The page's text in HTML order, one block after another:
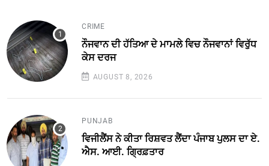
CRIME
ਨੌਜਵਾਨ ਦੀ ਹੱਤਿਆ ਦੇ ਮਾਮਲੇ ਵਿਚ ਨੌਜਵਾਨਾਂ ਵਿਰੁੱਧ
ਕੇਸ ਦਰਜ
AUGUST 8, 2026
PUNJAB
ਵਿਜੀਲੈਂਸ ਨੇ ਕੀਤਾ ਰਿਸ਼ਵਤ ਲੈਂਦਾ ਪੰਜਾਬ ਪੁਲਸ ਦਾ ਏ.
ਐਸ. ਆਈ. ਗ੍ਰਿਫ਼ਤਾਰ